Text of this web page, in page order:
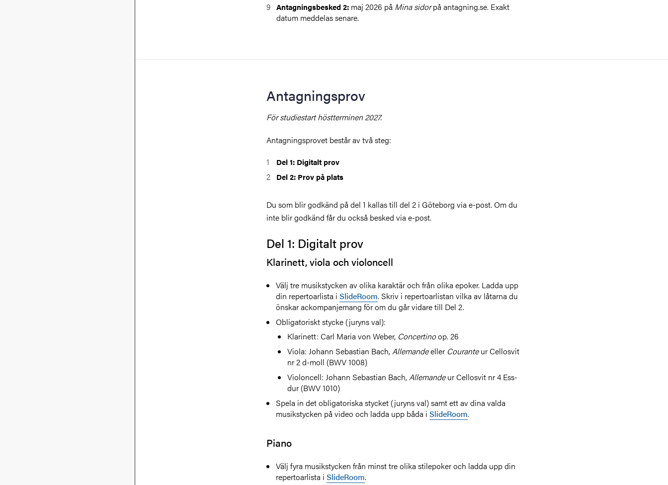
Antagningsbesked 2: maj 2026 på Mina sidorpå antagning.se. Exakt
datum meddelas senare.
Antagningsprov
För studiestart höstterminen 2027.
Antagningsprovet består av två steg:
Del 1: Digitalt prov
Del 2: Prov på plats
Du som blir godkänd på del 1 kallas till del 2 i Göteborg via e-post. Om du
inte blir godkänd får du också besked via e-post.
Del 1: Digitalt prov
Klarinett, viola och violoncell
Välj tre musikstycken av olika karaktär och från olika epoker. Ladda upp
din repertoarlista iSlideRoom. Skriv i repertoarlistan vilka av låtarna du
önskar ackompanjemang för om du går vidare till Del 2.
Obligatoriskt stycke (juryns val):
Klarinett: Carl Maria von Weber, Concertinoop. 26
Viola: Johann Sebastian Bach,Allemandeeller Couranteur Cellosvit
nr 2 d-moll (BWV 1008)
Violoncell: Johann Sebastian Bach,Allemandeur Cellosvit nr 4 Ess-
dur (BWV 1010)
Spela in det obligatoriska stycket (juryns val) samt ett av dina valda
musikstycken på video och ladda upp båda iSlideRoom.
Piano
Välj fyra musikstycken från minst tre olika stilepoker och ladda upp din
repertoarlista iSlideRoom.